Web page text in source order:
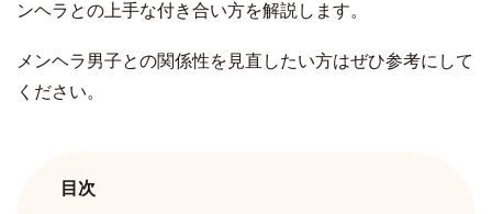
ンヘラとの上手な付き合い方を解説します。
メンヘラ男子との関係性を見直したい方はぜひ参考にして
ください。
目次